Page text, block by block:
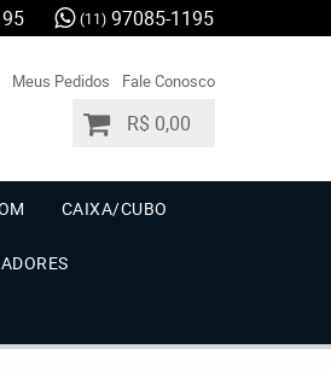
(11) 97085-1195
Meus Pedidos Fale Conosco
R$ 0,00
CAIXA/CUBO